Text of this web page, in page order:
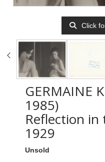
Click
GERMAINE
1985)
Reflection
1929
Unsold